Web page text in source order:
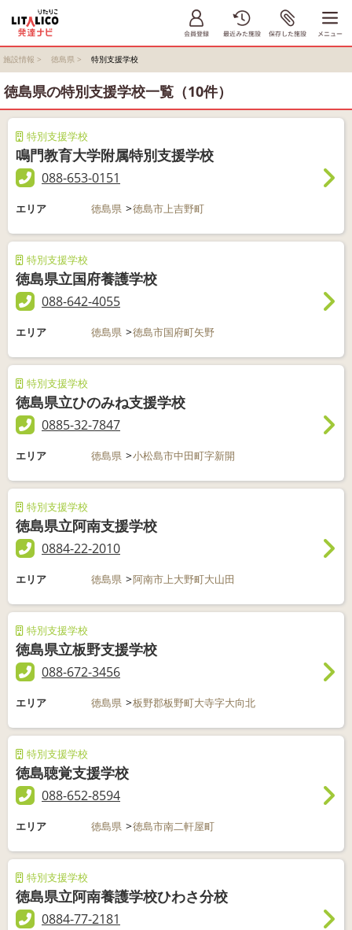
施設情報 > 徳島県 > 特別支援学校
徳島県の特別支援学校一覧（10件）
特別支援学校
鳴門教育大学附属特別支援学校
088-653-0151
エリア 徳島県 徳島市上吉野町
特別支援学校
徳島県立国府養護学校
088-642-4055
エリア 徳島県 徳島市国府町矢野
特別支援学校
徳島県立ひのみね支援学校
0885-32-7847
エリア 徳島県 小松島市中田町字新開
特別支援学校
徳島県立阿南支援学校
0884-22-2010
エリア 徳島県 阿南市上大野町大山田
特別支援学校
徳島県立板野支援学校
088-672-3456
エリア 徳島県 板野郡板野町大寺字大向北
特別支援学校
徳島聴覚支援学校
088-652-8594
エリア 徳島県 徳島市南二軒屋町
特別支援学校
徳島県立阿南養護学校ひわさ分校
0884-77-2181